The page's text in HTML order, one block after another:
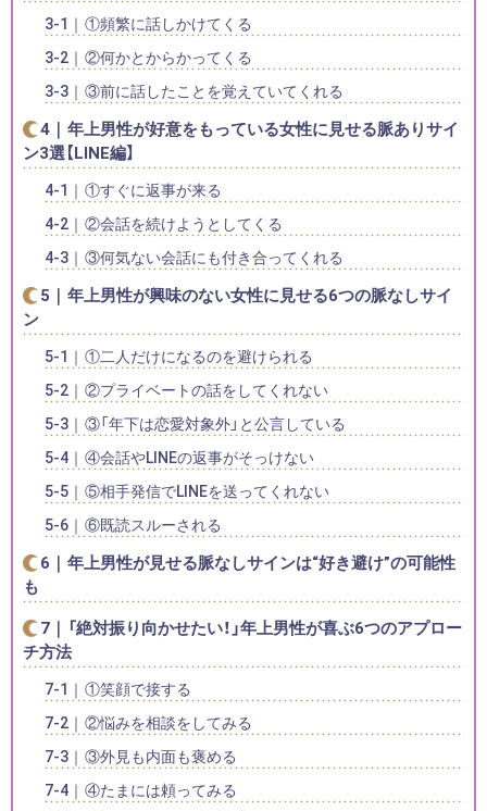
①頻繁に話しかけてくる
②何かとからかってくる
③前に話したことを覚えていてくれる
年上男性が好意をもっている女性に見せる脈ありサイ
ン3選【LINE編】
①すぐに返事が来る
②会話を続けようとしてくる
③何気ない会話にも付き合ってくれる
年上男性が興味のない女性に見せる6つの脈なしサイ
ン
①二人だけになるのを避けられる
②プライベートの話をしてくれない
③「年下は恋愛対象外」と公言している
④会話やLINEの返事がそっけない
⑤相手発信でLINEを送ってくれない
⑥既読スルーされる
年上男性が見せる脈なしサインは“好き避け”の可能性
も
「絶対振り向かせたい！」年上男性が喜ぶ6つのアプロー
チ方法
①笑顔で接する
②悩みを相談をしてみる
③外見も内面も褒める
④たまには頼ってみる